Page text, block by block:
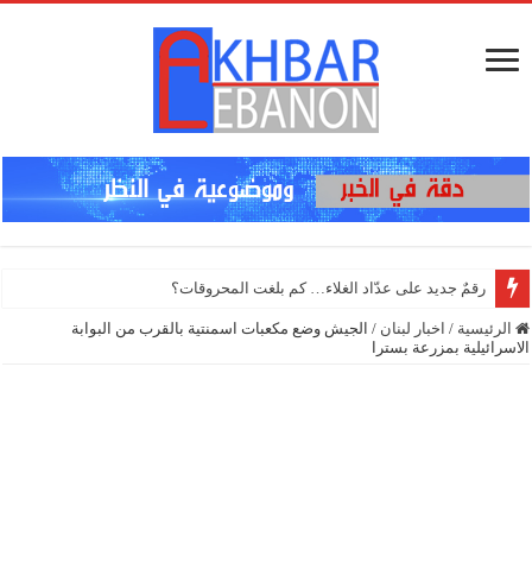
الرئيسية / اخبار لبنان / الجيش وضع مكعبات اسمنتية بالقرب من البوابة
الاسرائيلية بمزرعة بسترا